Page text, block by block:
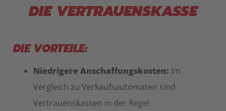
DIE VERTRAUENSKASSE
DIE VORTEILE:
Niedrigere Anschaffungskosten: Im
Vergleich zu Verkaufsautomaten sind
Vertrauenskassen in der Regel